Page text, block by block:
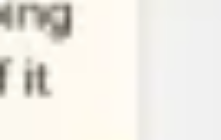
ダイアグラムとマッピング